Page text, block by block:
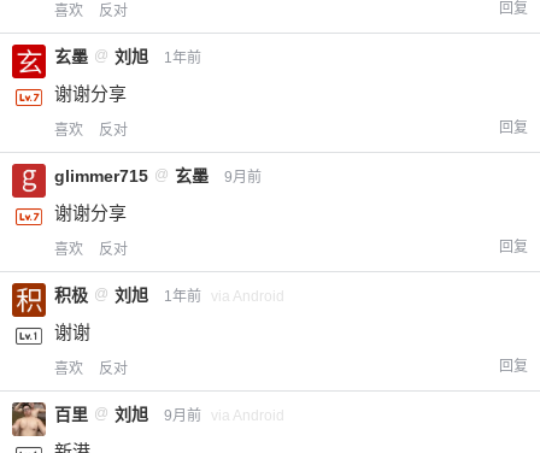
喜欢 反对 回复
玄墨 @ 刘旭 1年前
谢谢分享
喜欢 反对 回复
glimmer715 @ 玄墨 9月前
谢谢分享
喜欢 反对 回复
积极 @ 刘旭 1年前 via Android
谢谢
喜欢 反对 回复
百里 @ 刘旭 9月前 via Android